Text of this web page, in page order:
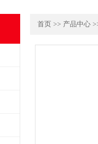
首页 >> 产品中心